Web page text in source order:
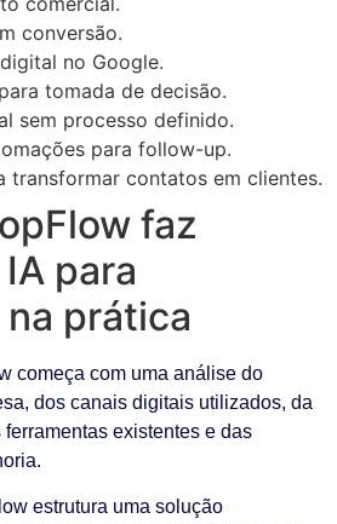
conversão.
no Google.
tomada de decisão.
sem processo definido.
para follow-up.
transformar contatos em clientes.
faz
para
prática
começa com uma análise do
dos canais digitais utilizados, da
existentes e das
estrutura uma solução